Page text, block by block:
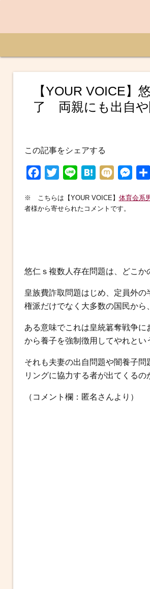
【YOUR VOICE】
了 両親にも出自や
この記事をシェアする
c
k
i
n
H
t
M
x
s
e
※ こちらは【YOUR VOICE】 体育会系
者様から寄せられたコメントです。
悠仁ｓ複数人存在問題は、どこか
皇族費詐取問題はじめ、定員外
権派だけでなく大多数の国民から
ある意味でこれは皇統簒奪戦争
から養子を強制徴用してやれとい
それも夫妻の出自問題や闇養子
リングに協力する者が出てくるの
（コメント欄：匿名さんより）